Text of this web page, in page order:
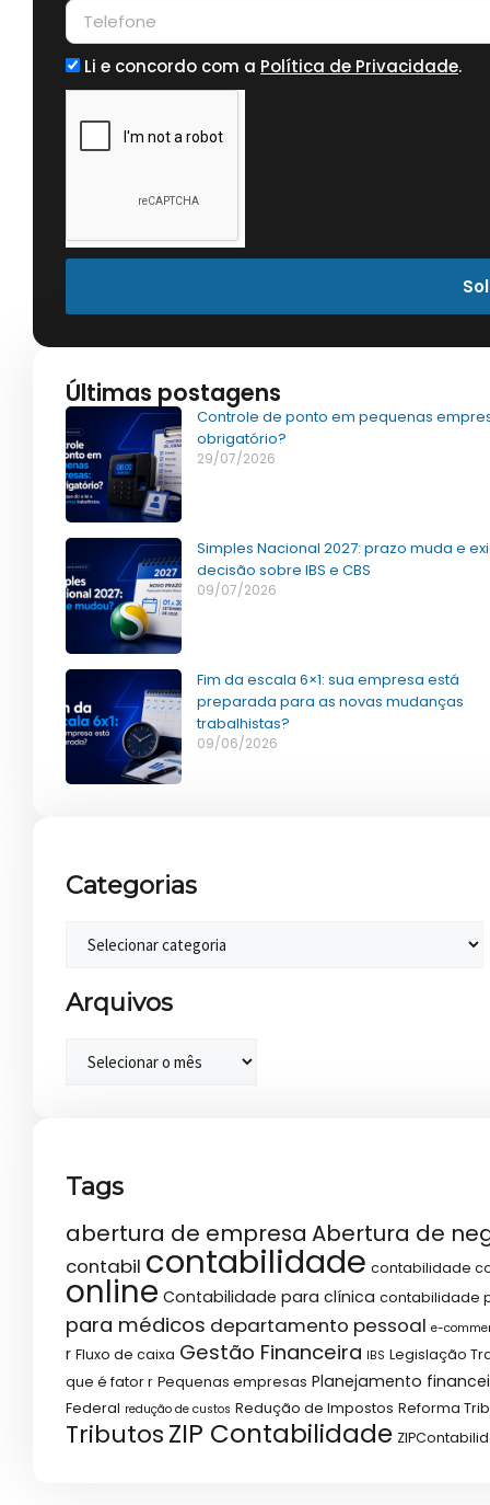
Li e concordo com a Política de Privacidade.
Últimas postagens
Controle de ponto em pequenas
obrigatório?
29/07/2026
Simples Nacional 2027: prazo muda e
decisão sobre IBS e CBS
09/07/2026
Fim da escala 6×1: sua empresa está
preparada para as novas mudanças
trabalhistas?
09/06/2026
Categorias
Arquivos
Tags
abertura de empresa Abertura de
contabil contabilidade contabilidade
online Contabilidade para clínica contabilidade
para médicos departamento pessoal e-
r Fluxo de caixa Gestão Financeira IBS Legislação
que é fator r Pequenas empresas Planejamento
Federal redução de custos Redução de Impostos Reforma
TributosZIP Contabilidade